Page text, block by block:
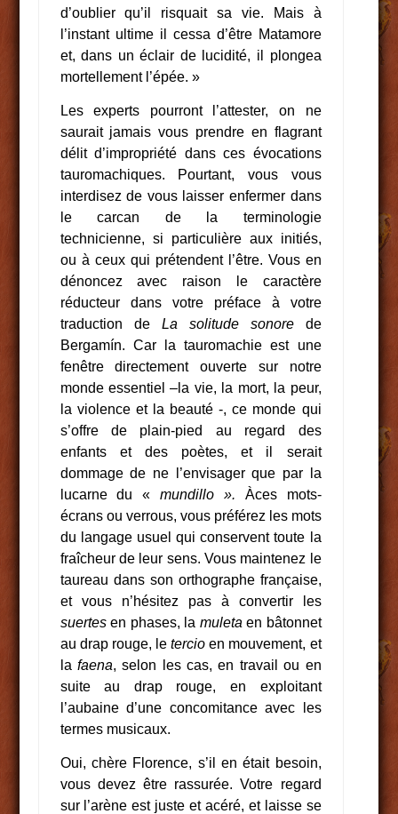
d’oublier qu’il risquait sa vie. Mais à
l’instant ultime il cessa d’être Matamore
et, dans un éclair de lucidité, il plongea
mortellement l’épée. »
Les experts pourront l’attester, on ne
saurait jamais vous prendre en flagrant
délit d’impropriété dans ces évocations
tauromachiques. Pourtant, vous vous
interdisez de vous laisser enfermer dans
le carcan de la terminologie
technicienne, si particulière aux initiés,
ou à ceux qui prétendent l’être. Vous en
dénoncez avec raison le caractère
réducteur dans votre préface à votre
traduction de La solitude sonore de
Bergamín. Car la tauromachie est une
fenêtre directement ouverte sur notre
monde essentiel –la vie, la mort, la peur,
la violence et la beauté -, ce monde qui
s’offre de plain-pied au regard des
enfants et des poètes, et il serait
dommage de ne l’envisager que par la
lucarne du «mundillo ». Àces mots-
écrans ou verrous, vous préférez les mots
du langage usuel qui conservent toute la
fraîcheur de leur sens. Vous maintenez le
taureau dans son orthographe française,
et vous n’hésitez pas à convertir les
suertesen phases, la muletaen bâtonnet
au drap rouge, letercioen mouvement, et
la faena, selon les cas, en travail ou en
suite au drap rouge, en exploitant
l’aubaine d’une concomitance avec les
termes musicaux.
Oui, chère Florence, s’il en était besoin,
vous devez être rassurée. Votre regard
sur l’arène est juste et acéré, et laisse se